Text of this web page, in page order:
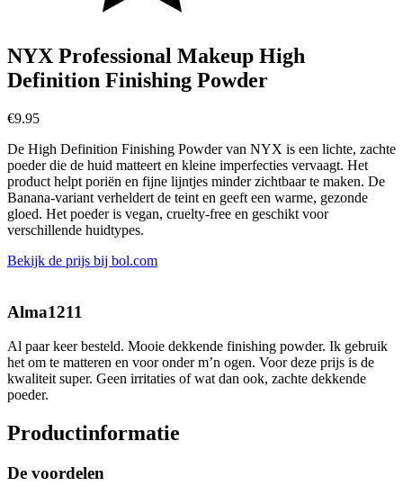
NYX Professional Makeup High
Definition Finishing Powder
€9.95
De High Definition Finishing Powder van NYX is een lichte, zachte
poeder die de huid matteert en kleine imperfecties vervaagt. Het
product helpt poriën en fijne lijntjes minder zichtbaar te maken. De
Banana-variant verheldert de teint en geeft een warme, gezonde
gloed. Het poeder is vegan, cruelty-free en geschikt voor
verschillende huidtypes.
Bekijk de prijs bij bol.com
Alma1211
Al paar keer besteld. Mooie dekkende finishing powder. Ik gebruik
het om te matteren en voor onder m’n ogen. Voor deze prijs is de
kwaliteit super. Geen irritaties of wat dan ook, zachte dekkende
poeder.
Productinformatie
De voordelen